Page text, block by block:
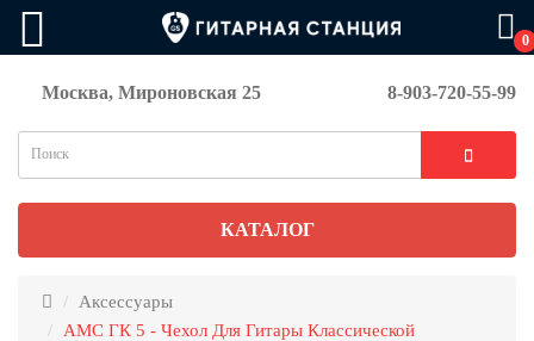
0
Москва, Мироновская 25 8-903-720-55-99
КАТАЛОГ
Аксессуары
AMC ГК 5 - Чехол Для Гитары Классической